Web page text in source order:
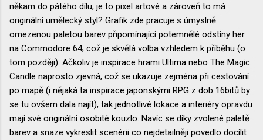
někam do pátého dílu, je to pixel artové a zároveň to má
originální umělecký styl? Grafik zde pracuje s úmyslně
omezenou paletou barev připomínající potemnělé odstíny her
na Commodore 64, což je skvělá volba vzhledem k příběhu (o
tom později). Ačkoliv je inspirace hrami Ultima nebo The Magic
Candle naprosto zjevná, což se ukazuje zejména při cestování
po mapě (i nějaká ta inspirace japonskými RPG z dob 16bitů by
se tu ovšem dala najít), tak jednotlivé lokace a interiéry opravdu
mají své originální osobité kouzlo. Navíc se díky zvolené paletě
barev a snaze vykreslit scenérii co nejdetailněji povedlo docílit